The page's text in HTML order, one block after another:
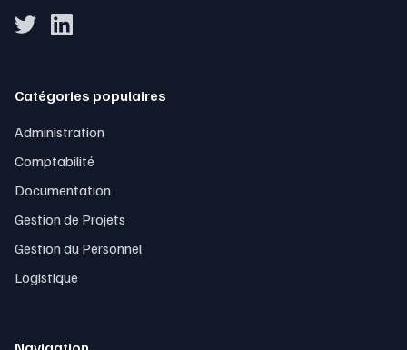
Catégories populaires
Administration
Comptabilité
Documentation
Gestion de Projets
Gestion du Personnel
Logistique